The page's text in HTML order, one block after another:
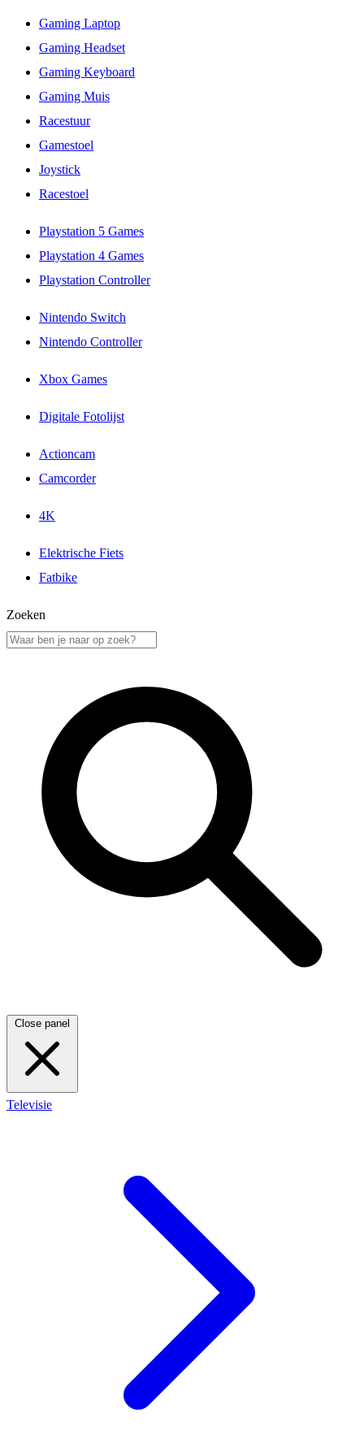
Gaming Laptop
Gaming Headset
Gaming Keyboard
Gaming Muis
Racestuur
Gamestoel
Joystick
Racestoel
Playstation 5 Games
Playstation 4 Games
Playstation Controller
Nintendo Switch
Nintendo Controller
Xbox Games
Digitale Fotolijst
Actioncam
Camcorder
4K
Elektrische Fiets
Fatbike
Zoeken
Close panel
Televisie